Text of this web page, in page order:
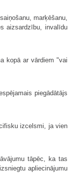
marķēšanu,
aizsardzību, invalīdu
kopā ar vārdiem "vai
piegādātājs
izcelsmi, ja vien
tāpēc, ka tas
apliecinājumu